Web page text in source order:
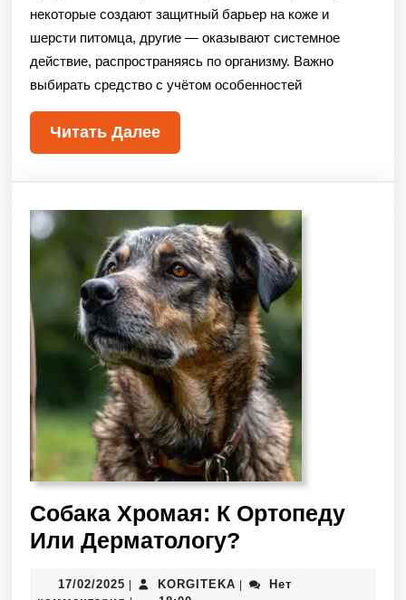
некоторые создают защитный барьер на коже и
шерсти питомца, другие — оказывают системное
действие, распространяясь по организму. Важно
выбирать средство с учётом особенностей
Читать Далее
Собака Хромая: К Ортопеду
Или Дерматологу?
17/02/2025 KORGITEKA
Нет